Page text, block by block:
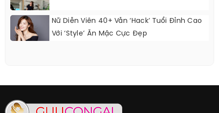
Nữ Diễn Viên 40+ Vẫn ‘hack’ Tuổi Đỉnh Cao
Với ‘style’ Ăn Mặc Cực Đẹp